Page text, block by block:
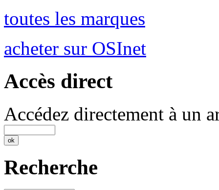
toutes les marques
acheter sur OSInet
Accès direct
Accédez directement à un
Recherche